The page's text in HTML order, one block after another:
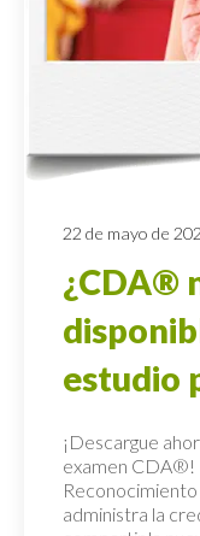
22 de mayo de
¿CDA®
estudio
¡Descargue
examen CDA®!
Reconocimiento
administra la